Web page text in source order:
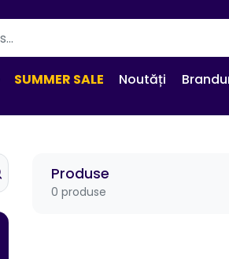
SUMMER SALE Noutăți
Produse
0 produse